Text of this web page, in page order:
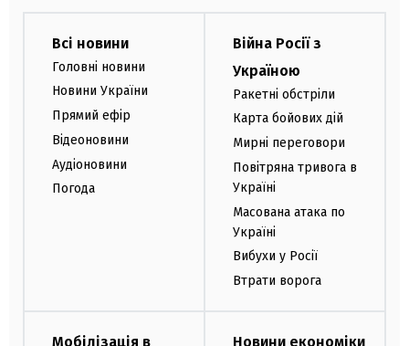
Всі новини
Головні новини
Новини України
Прямий ефір
Відеоновини
Аудіоновини
Погода
Війна Росії з
Україною
Ракетні обстріли
Карта бойових дій
Мирні переговори
Повітряна тривога в
Україні
Масована атака по
Україні
Вибухи у Росії
Втрати ворога
Мобілізація в
Новини економіки